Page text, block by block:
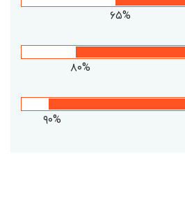
۶۵%
۸۰%
۹۰%